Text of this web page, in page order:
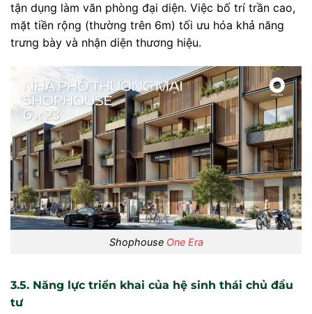
tận dụng làm văn phòng đại diện. Việc bố trí trần cao,
mặt tiền rộng (thường trên 6m) tối ưu hóa khả năng
trưng bày và nhận diện thương hiệu.
Shophouse One Era
3.5. Năng lực triển khai của hệ sinh thái chủ đầu
tư